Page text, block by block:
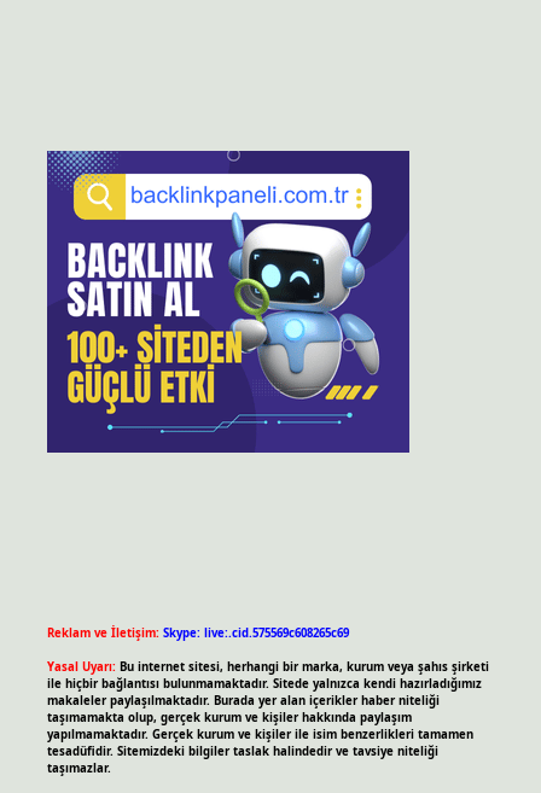
Reklam ve İletişim: Skype: live:.cid.575569c608265c69
Yasal Uyarı: Bu internet sitesi, herhangi bir marka, kurum veya şahıs şirketi
ile hiçbir bağlantısı bulunmamaktadır. Sitede yalnızca kendi hazırladığımız
makaleler paylaşılmaktadır. Burada yer alan içerikler haber niteliği
taşımamakta olup, gerçek kurum ve kişiler hakkında paylaşım
yapılmamaktadır. Gerçek kurum ve kişiler ile isim benzerlikleri tamamen
tesadüfidir. Sitemizdeki bilgiler taslak halindedir ve tavsiye niteliği
taşımazlar.